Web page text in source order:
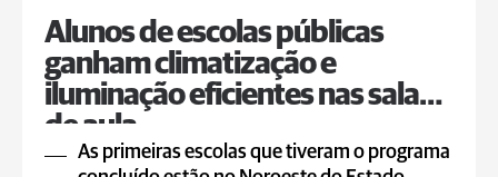
Alunos de escolas públicas
ganham climatização e
iluminação eficientes nas salas
de aula
As primeiras escolas que tiveram o programa